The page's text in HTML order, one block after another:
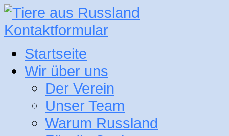
Kontaktformular
Startseite
Wir über uns
Der Verein
Unser Team
Warum Russland